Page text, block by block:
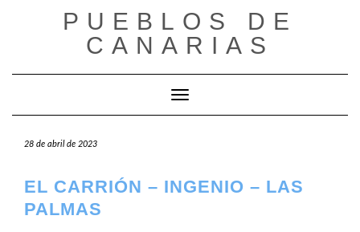
PUEBLOS DE
CANARIAS
Cambiar modo de navegación
28 de abril de 2023
EL CARRIÓN – INGENIO – LAS
PALMAS